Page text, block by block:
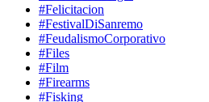
#Felicitacion
#FestivalDiSanremo
#FeudalismoCorporativo
#Files
#Film
#Firearms
#Fisking